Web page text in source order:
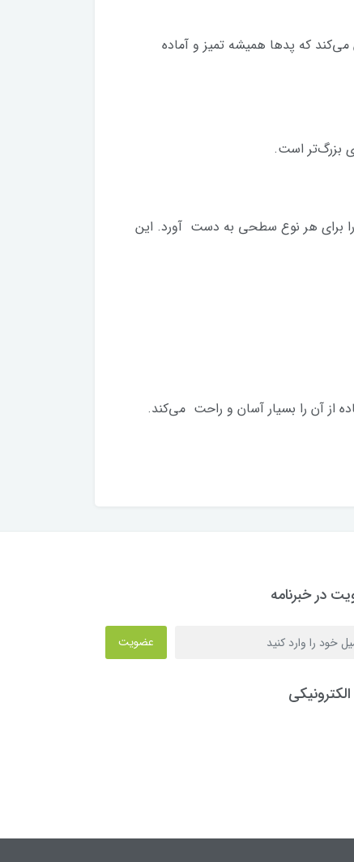
55 درجه سانتیگراد و خشک کردن با صدای کم در 3 ساعت، تضمین می‌کند که پدها همیشه تمیز و آماده
را برای هر نوع سطحی به دست آورد. این
از آن را بسیار آسان و راحت می‌کند.
در خبرنامه
عضویت
الکترونیکی